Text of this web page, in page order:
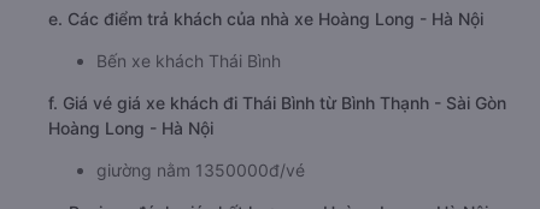
e. Các điểm trả khách của nhà xe Hoàng Long - Hà Nội
Bến xe khách Thái Bình
f. Giá vé giá xe khách đi Thái Bình từ Bình Thạnh - Sài Gòn
Hoàng Long - Hà Nội
giường nằm 1350000đ/vé